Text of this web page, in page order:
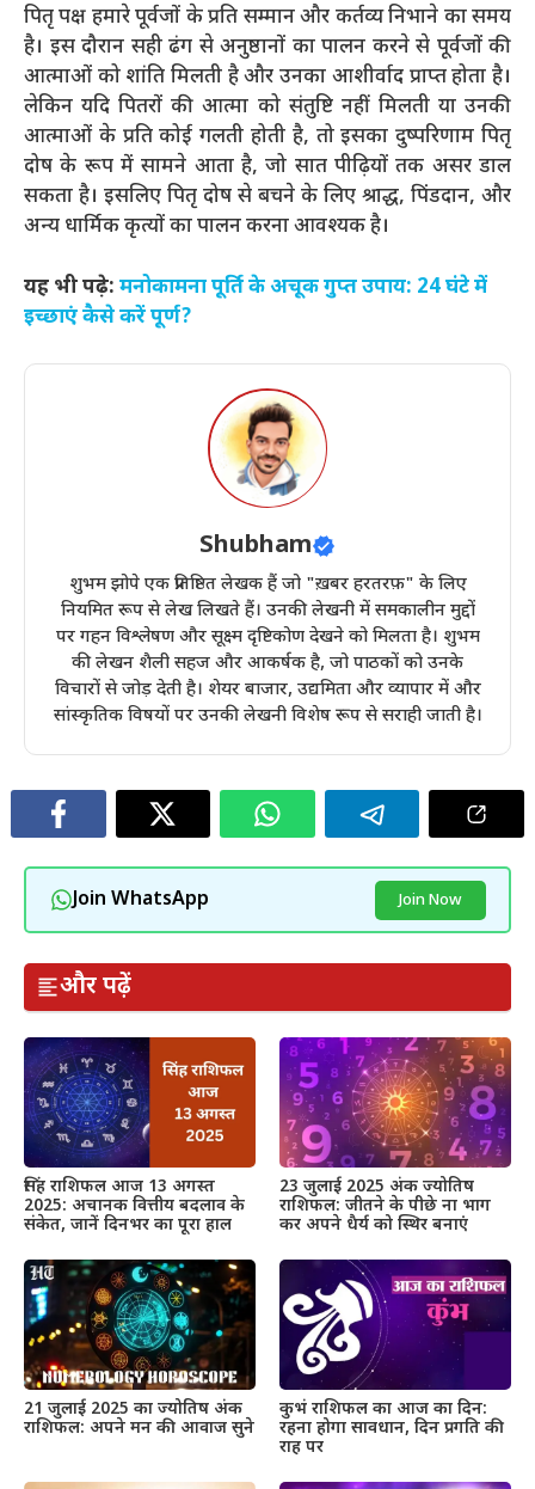
पितृ पक्ष हमारे पूर्वजों के प्रति सम्मान और कर्तव्य निभाने का समय
है। इस दौरान सही ढंग से अनुष्ठानों का पालन करने से पूर्वजों की
आत्माओं को शांति मिलती है और उनका आशीर्वाद प्राप्त होता है।
लेकिन यदि पितरों की आत्मा को संतुष्टि नहीं मिलती या उनकी
आत्माओं के प्रति कोई गलती होती है, तो इसका दुष्परिणाम पितृ
दोष के रूप में सामने आता है, जो सात पीढ़ियों तक असर डाल
सकता है। इसलिए पितृ दोष से बचने के लिए श्राद्ध, पिंडदान, और
अन्य धार्मिक कृत्यों का पालन करना आवश्यक है।
यह भी पढ़े: मनोकामना पूर्ति के अचूक गुप्त उपाय: 24 घंटे में
इच्छाएं कैसे करें पूर्ण?
Shubham
शुभम झोपे एक प्रतिष्ठित लेखक हैं जो "ख़बर हरतरफ़" के लिए
नियमित रूप से लेख लिखते हैं। उनकी लेखनी में समकालीन मुद्दों
पर गहन विश्लेषण और सूक्ष्म दृष्टिकोण देखने को मिलता है। शुभम
की लेखन शैली सहज और आकर्षक है, जो पाठकों को उनके
विचारों से जोड़ देती है। शेयर बाजार, उद्यमिता और व्यापार में और
सांस्कृतिक विषयों पर उनकी लेखनी विशेष रूप से सराही जाती है।
Join WhatsApp Join Now
और पढ़ें
सिंह राशिफल आज 13 अगस्त
2025: अचानक वित्तीय बदलाव के
संकेत, जानें दिनभर का पूरा हाल
23 जुलाई 2025 अंक ज्योतिष
राशिफल: जीतने के पीछे ना भाग
कर अपने धैर्य को स्थिर बनाएं
21 जुलाई 2025 का ज्योतिष अंक
राशिफल: अपने मन की आवाज सुने
कुभं राशिफल का आज का दिन:
रहना होगा सावधान, दिन प्रगति की
राह पर